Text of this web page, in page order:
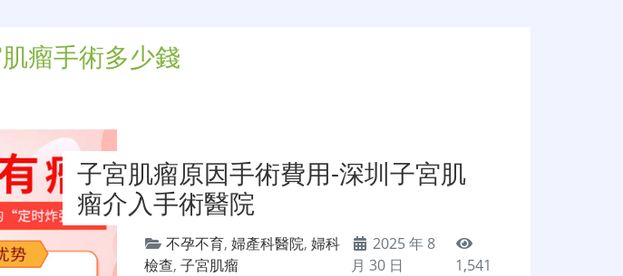
瘤手術多少錢
子宮肌瘤原因手術費用-深圳子宮肌
瘤介入手術醫院
不孕不育,婦產科醫院,婦科
檢查,子宮肌瘤
2025 年 8
月 30 日
1,541